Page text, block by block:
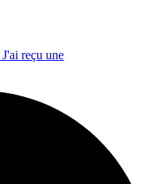
J'ai reçu une